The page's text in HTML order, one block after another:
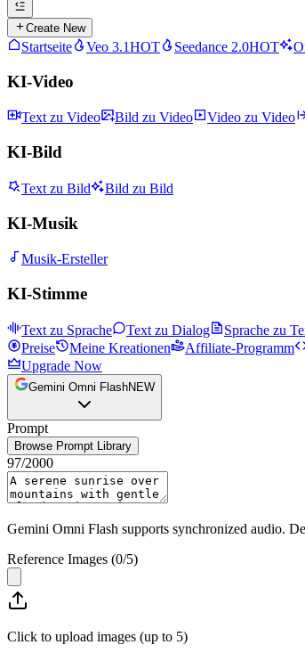
Create New
Startseite Veo 3.1HOT Seedance 2.0HOT
KI-Video
Text zu Video Bild zu Video Video zu Video
KI-Bild
Text zu Bild Bild zu Bild
KI-Musik
Musik-Ersteller
KI-Stimme
Text zu Sprache Text zu Dialog
Sprache zu
Preise
Meine Kreationen Affiliate-Programm
Upgrade Now
Gemini Omni FlashNEW
Prompt
Browse Prompt Library
97/2000
Gemini Omni Flash supports synchronized audio.
Reference Images (0/5)
Click to upload images (up to 5)